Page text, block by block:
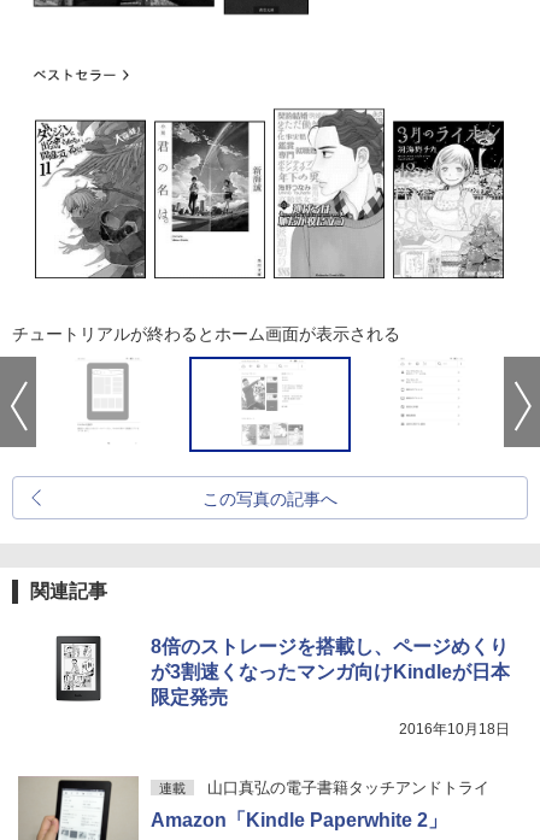
チュートリアルが終わるとホーム画面が表示される
この写真の記事へ
関連記事
8倍のストレージを搭載し、ページめくり
が3割速くなったマンガ向けKindleが日本
限定発売
2016年10月18日
連載 山口真弘の電子書籍タッチアンドトライ
Amazon「Kindle Paperwhite 2」